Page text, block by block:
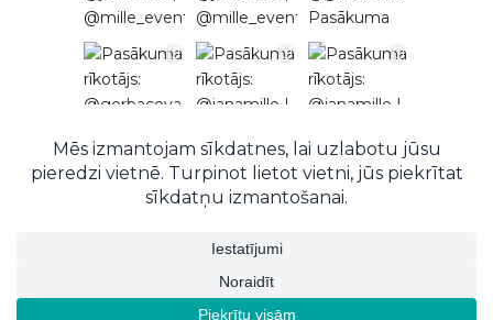
Follow on Instagram
© 2026 EventRent. Visas tiesības aizsargātas.